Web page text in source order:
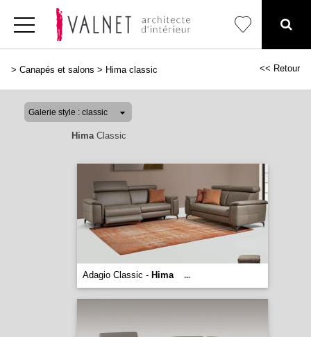
> Canapés et salons > Hima classic << Retour
HimaClassic
Adagio Classic - Hima ...